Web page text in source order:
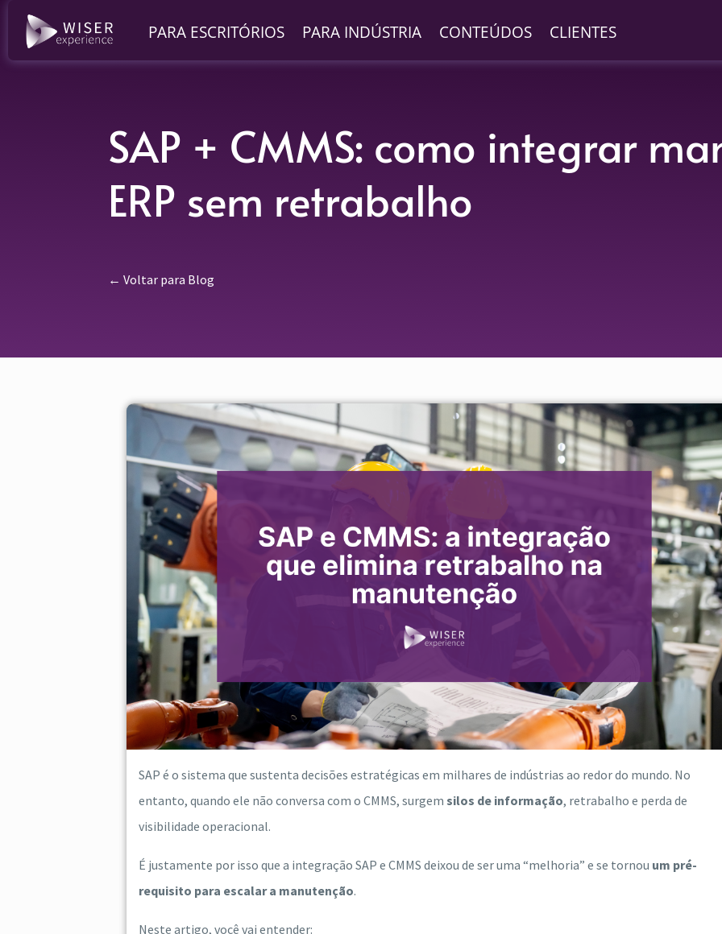
PARA ESCRITÓRIOS PARA INDÚSTRIA CONTEÚDOS CLIENTES
SAP + CMMS: como integrar
ERP sem retrabalho
← Voltar para Blog
SAP é o sistema que sustenta decisões estratégicas em milhares de indústrias ao redor do mundo. No
entanto, quando ele não conversa com o CMMS, surgemsilos de informação, retrabalho e perda de
visibilidade operacional.
É justamente por isso que a integração SAP e CMMS deixou de ser uma “melhoria” e se tornou um pré-
requisito para escalar a manutenção.
Neste artigo, você vai entender: